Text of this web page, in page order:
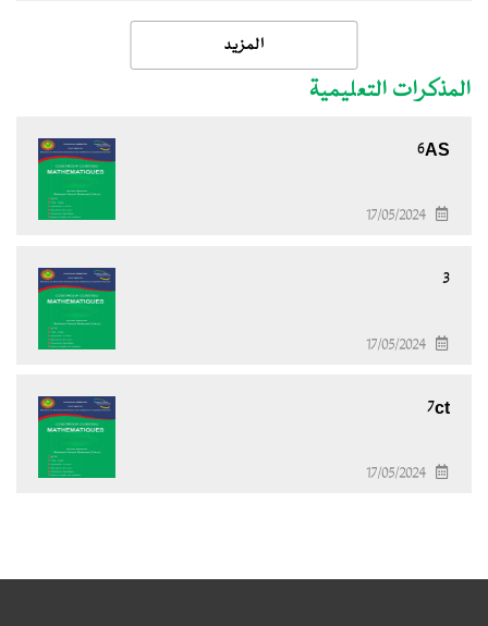
المزيد
المذكرات التعليمية
6AS
17/05/2024
3
17/05/2024
7ct
17/05/2024